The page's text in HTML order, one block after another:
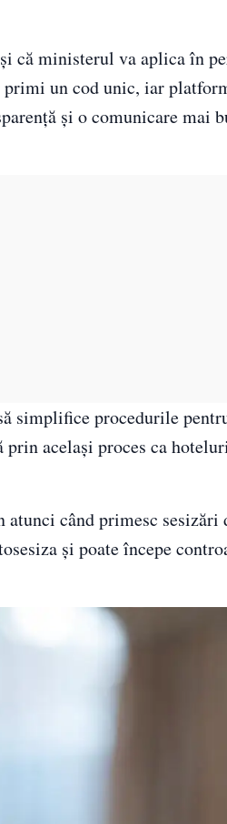
că ministerul va aplica în
un cod unic, iar
și o comunicare mai
simplifice procedurile
același proces ca
când primesc sesizări
și poate începe